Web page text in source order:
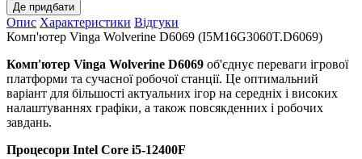
Де придбати
Опис Характеристики Відгуки
Комп'ютер Vinga Wolverine D6069 (I5M16G3060T.D6069)
Комп'ютер Vinga Wolverine D6069 об'єднує переваги ігрової
платформи та сучасної робочої станції. Це оптимальний
варіант для більшості актуальних ігор на середніх і високих
налаштуваннях графіки, а також повсякденних і робочих
завдань.
Процесори Intel Core i5-12400F